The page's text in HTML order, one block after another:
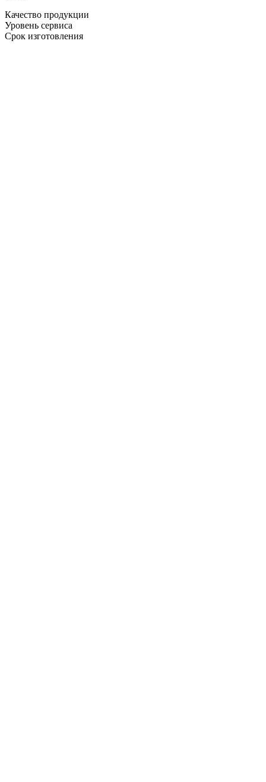
Качество продукции
Уровень сервиса
Срок изготовления